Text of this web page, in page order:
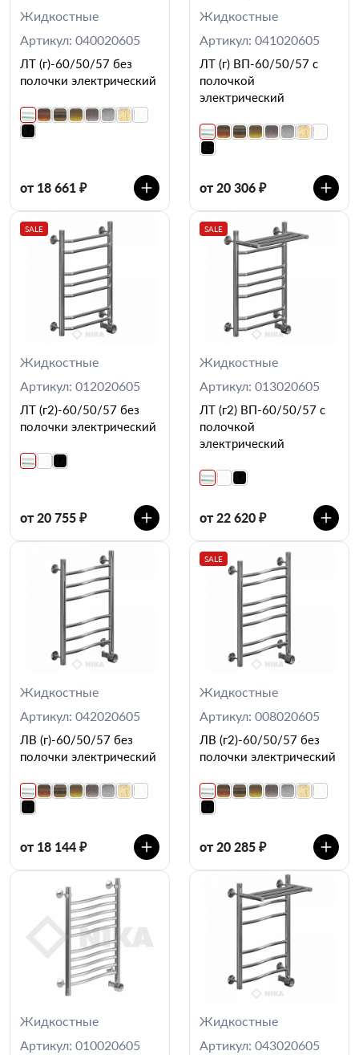
Жидкостные
Артикул: 040020605
ЛТ (г)-60/50/57 без
полочки электрический
от 18 661 ₽
Жидкостные
Артикул: 041020605
ЛТ (г) ВП-60/50/57 с
полочкой
электрический
от 20 306 ₽
SALE
Жидкостные
Артикул: 012020605
ЛТ (г2)-60/50/57 без
полочки электрический
от 20 755 ₽
SALE
Жидкостные
Артикул: 013020605
ЛТ (г2) ВП-60/50/57 с
полочкой
электрический
от 22 620 ₽
Жидкостные
Артикул: 042020605
ЛВ (г)-60/50/57 без
полочки электрический
от 18 144 ₽
SALE
Жидкостные
Артикул: 008020605
ЛВ (г2)-60/50/57 без
полочки электрический
от 20 285 ₽
Жидкостные
Артикул: 010020605
Жидкостные
Артикул: 043020605